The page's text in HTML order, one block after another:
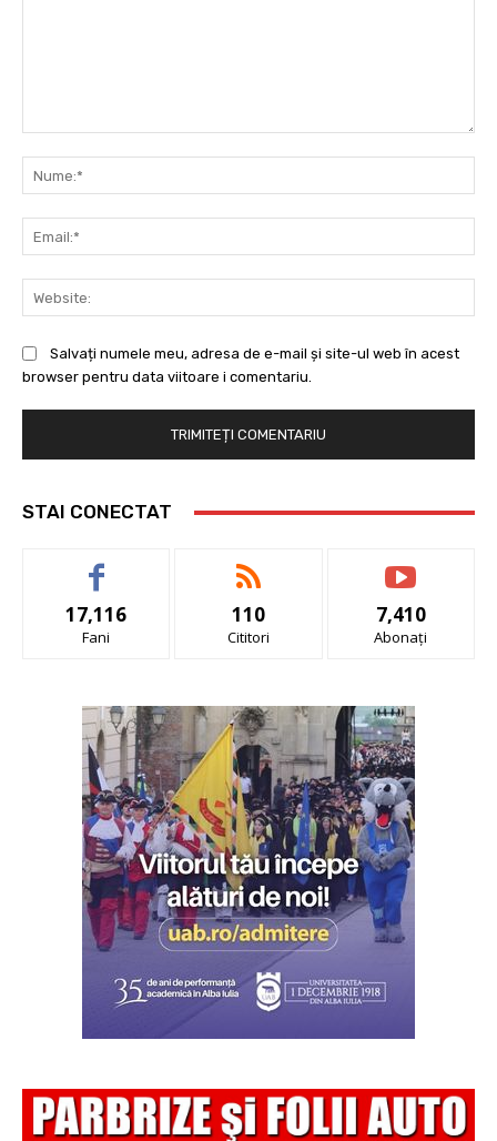
Salvați numele meu, adresa de e-mail și site-ul web în acest
browser pentru data viitoare i comentariu.
STAI CONECTAT
17,116
Fani
110
Cititori
7,410
Abonați